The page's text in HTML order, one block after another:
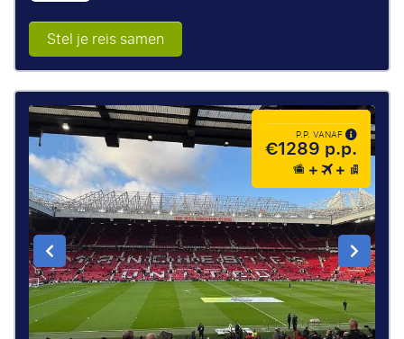
Stel je reis samen
P.P. VANAF
€1289 p.p.